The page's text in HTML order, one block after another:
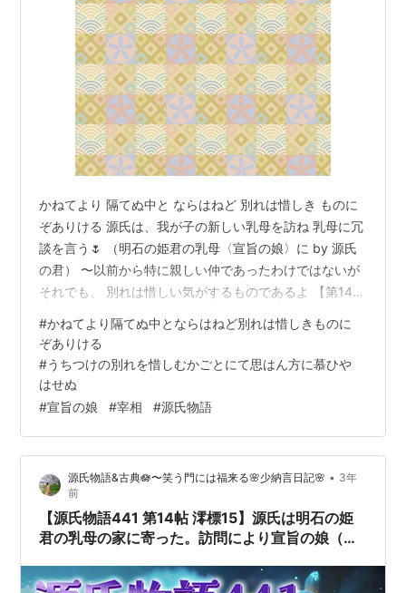
かねてより 隔てぬ中と ならはねど 別れは惜しき ものに
ぞありける 源氏は、我が子の新しい乳母を訪ね 乳母に冗
談を言う🌷 （明石の姫君の乳母〈宣旨の娘〉に by 源氏
の君） 〜以前から特に親しい仲であったわけではないが
それでも、 別れは惜しい気がするものであるよ 【第14帖
の新しい乳母の家へ寄った。 快諾を伝えてもらったので
あるが、 なお女はどうしようかと煩悶《はんもん》して
いた所へ 源氏みずからが来てくれたので、 それで旅に出
る心も慰んで、 あきらめもついた。 「御意のとおりにい
#かねてより隔てぬ中とならはねど別れは惜しきものに
ぞありける
#うちつけの別れを惜しむかごとにて思はん方に慕ひや
はせぬ
#宣旨の娘 #宰相 #源氏物語
源氏物語&古典🪷〜笑う門には福来る🌸少納言日記🌸 • 3年
前
【源氏物語441 第14帖 澪標15】源氏は明石の姫
君の乳母の家に寄った。訪問により宣旨の娘（乳
は冷やかした。